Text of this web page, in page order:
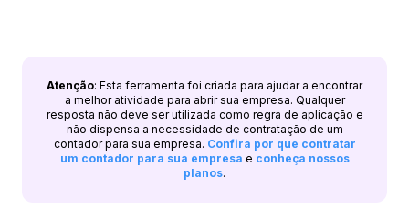
Atenção: Esta ferramenta foi criada para ajudar a encontrar
a melhor atividade para abrir sua empresa. Qualquer
resposta não deve ser utilizada como regra de aplicação e
não dispensa a necessidade de contratação de um
contador para sua empresa. Confira por que contratar
um contador para sua empresa e conheça nossos
planos.